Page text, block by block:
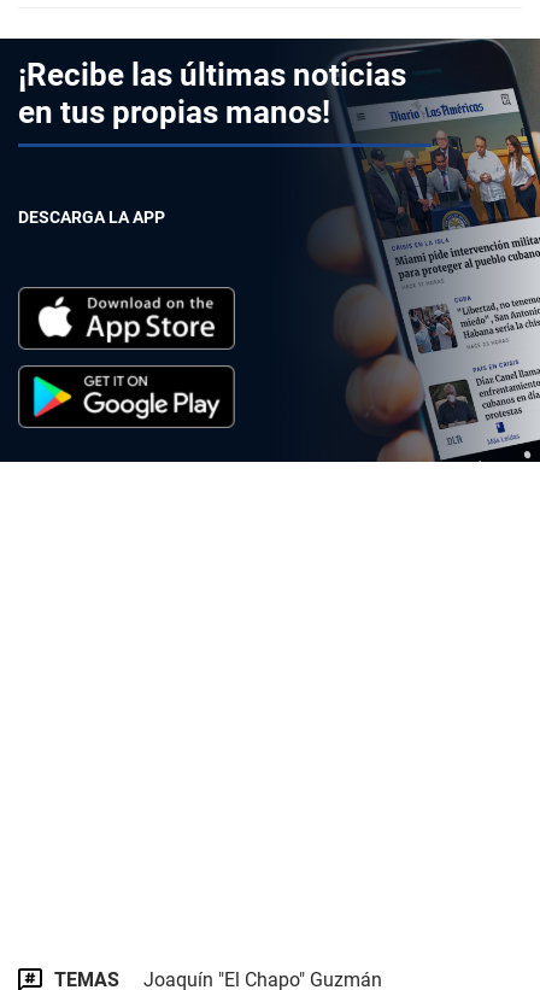
¡Recibe las últimas noticias
en tus propias manos!
DESCARGA LA APP
TEMAS Joaquín "El Chapo" Guzmán